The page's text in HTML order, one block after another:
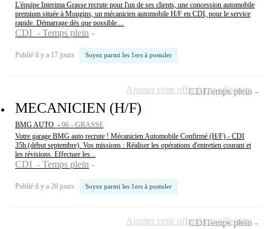
L'équipe Interima Grasse recrute pour l'un de ses clients, une concession automobile
premium située à Mougins, un mécanicien automobile H/F en CDI, pour le service
rapide. Démarrage dès que possible....
CDI - Temps plein
Publié il y a 17 jours Soyez parmi les 1ers à postuler
MECANICIEN (H/F)
BMG AUTO - 06 - GRASSE
Votre garage BMG auto recrute ! Mécanicien Automobile Confirmé (H/F) - CDI
35h (début septembre). Vos missions : Réaliser les opérations d'entretien courant et
les révisions. Effectuer les...
CDI - Temps plein
Publié il y a 28 jours Soyez parmi les 1ers à postuler
CDITemps plein
Ajouter cette offre à ma sélection
CDITemps plein
Ajouter cette offre à ma sélection